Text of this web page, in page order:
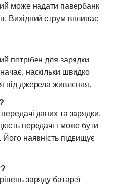
може надати павербанк
Вихідний струм впливає
потрібен для зарядки
наскільки швидко
від джерела живлення.
даних та зарядки,
передачі і може бути
Його наявність підвищує
заряду батареї